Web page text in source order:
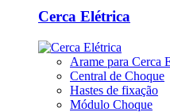
Cerca Elétrica
Arame para Cerca
Central de Choque
Hastes de fixação
Módulo Choque